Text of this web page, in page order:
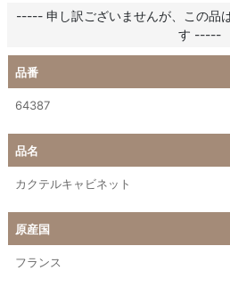
----- 申し訳ございませんが、この品
す -----
品番
64387
品名
カクテルキャビネット
原産国
フランス